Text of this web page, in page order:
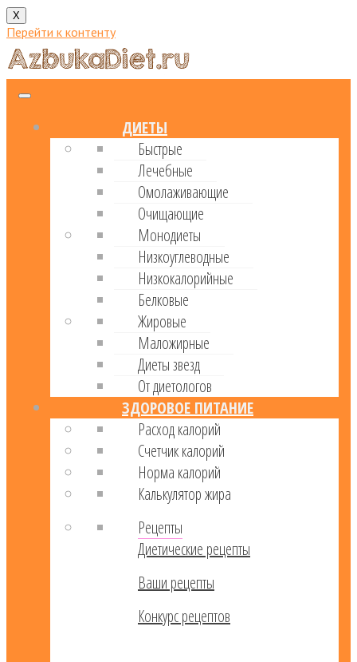
X
Перейти к контенту
ДИЕТЫ
Быстрые
Лечебные
Омолаживающие
Очищающие
Монодиеты
Низкоуглеводные
Низкокалорийные
Белковые
Жировые
Маложирные
Диеты звезд
От диетологов
ЗДОРОВОЕ ПИТАНИЕ
Расход калорий
Cчетчик калорий
Норма калорий
Калькулятор жира
Рецепты
Диетические рецепты
Ваши рецепты
Конкурс рецептов